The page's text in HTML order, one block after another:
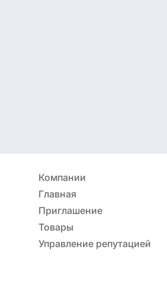
Компании
Главная
Приглашение
Товары
Управление репутацией